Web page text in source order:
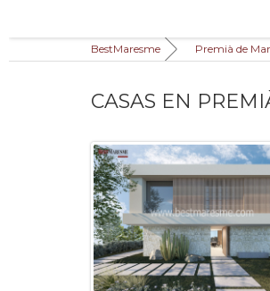
BestMaresme Premià de Mar
CASAS EN